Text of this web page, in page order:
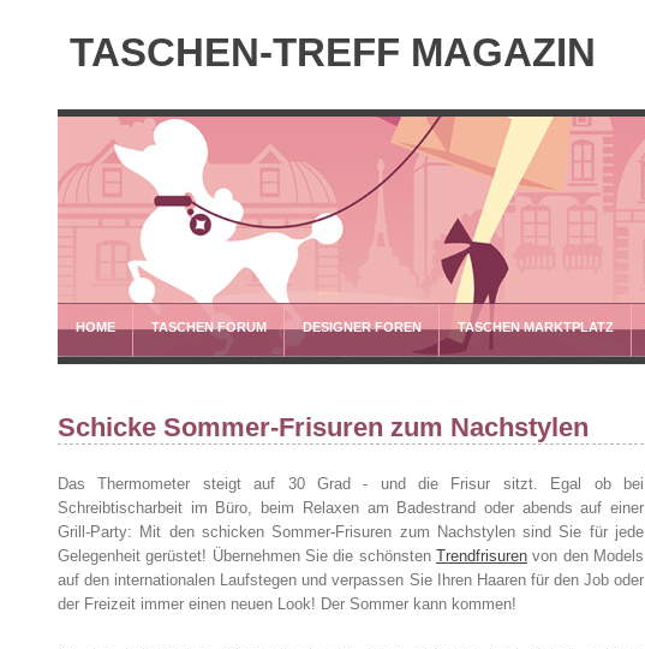
TASCHEN-TREFF MAGAZIN
HOME TASCHEN FORUM DESIGNER FOREN TASCHEN MARKTPLATZ
Schicke Sommer-Frisuren zum Nachstylen
Das Thermometer steigt auf 30 Grad - und die Frisur sitzt. Egal ob bei
Schreibtischarbeit im Büro, beim Relaxen am Badestrand oder abends auf einer
Grill-Party: Mit den schicken Sommer-Frisuren zum Nachstylen sind Sie für jede
Gelegenheit gerüstet! Übernehmen Sie die schönsten Trendfrisuren von den Models
auf den internationalen Laufstegen und verpassen Sie Ihren Haaren für den Job oder
der Freizeit immer einen neuen Look! Der Sommer kann kommen!